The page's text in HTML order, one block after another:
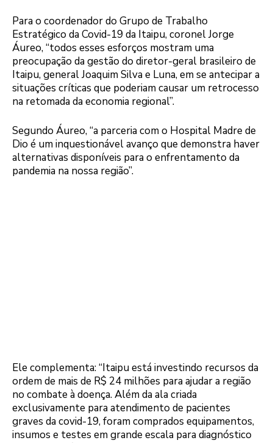
Para o coordenador do Grupo de Trabalho
Estratégico da Covid-19 da Itaipu, coronel Jorge
Áureo, “todos esses esforços mostram uma
preocupação da gestão do diretor-geral brasileiro de
Itaipu, general Joaquim Silva e Luna, em se antecipar a
situações críticas que poderiam causar um retrocesso
na retomada da economia regional”.
Segundo Áureo, “a parceria com o Hospital Madre de
Dio é um inquestionável avanço que demonstra haver
alternativas disponíveis para o enfrentamento da
pandemia na nossa região”.
Ele complementa: “Itaipu está investindo recursos da
ordem de mais de R$ 24 milhões para ajudar a região
no combate à doença. Além da ala criada
exclusivamente para atendimento de pacientes
graves da covid-19, foram comprados equipamentos,
insumos e testes em grande escala para diagnóstico